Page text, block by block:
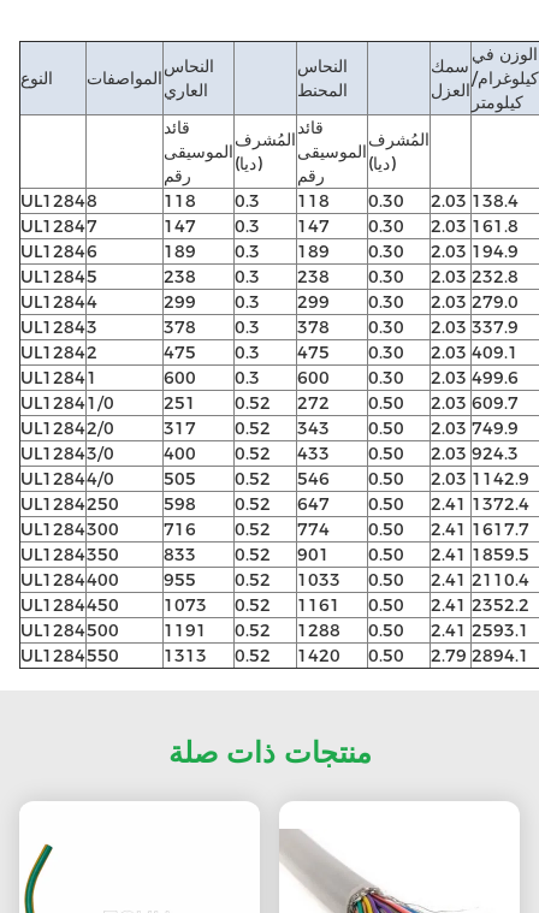
النوع المواصفات
النحاس
العاري
النحاس
المحنط
سمك
العزل
الوزن في
كيلوغرام/
كيلومتر
قائد
الموسيقى
رقم
المُشرف
(ديا)
قائد
الموسيقى
رقم
المُشرف
(ديا)
UL12848 118 0.3 118 0.30 2.03 138.4
UL12847 147 0.3 147 0.30 2.03 161.8
UL12846 189 0.3 189 0.30 2.03 194.9
UL12845 238 0.3 238 0.30 2.03 232.8
UL12844 299 0.3 299 0.30 2.03 279.0
UL12843 378 0.3 378 0.30 2.03 337.9
UL12842 475 0.3 475 0.30 2.03 409.1
UL12841 600 0.3 600 0.30 2.03 499.6
UL12841/0 251 0.52 272 0.50 2.03 609.7
UL12842/0 317 0.52 343 0.50 2.03 749.9
UL12843/0 400 0.52 433 0.50 2.03 924.3
UL12844/0 505 0.52 546 0.50 2.03 1142.9
UL1284250 598 0.52 647 0.50 2.41 1372.4
UL1284300 716 0.52 774 0.50 2.41 1617.7
UL1284350 833 0.52 901 0.50 2.41 1859.5
UL1284400 955 0.52 1033 0.50 2.41 2110.4
UL1284450 1073 0.52 1161 0.50 2.41 2352.2
UL1284500 1191 0.52 1288 0.50 2.41 2593.1
UL1284550 1313 0.52 1420 0.50 2.79 2894.1
منتجات ذات صلة